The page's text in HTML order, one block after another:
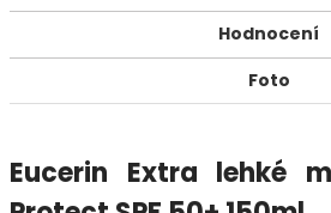
Hodnocení
Foto
Eucerin Extra lehké